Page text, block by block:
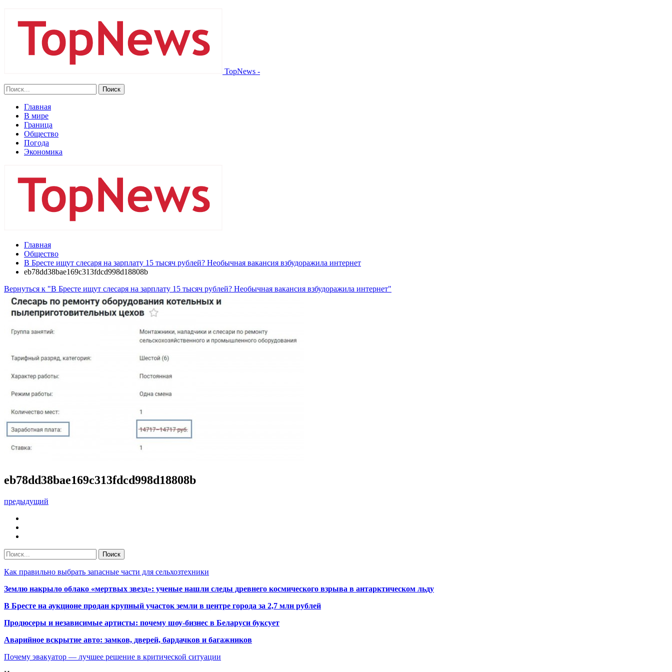
TopNews -
Главная
В мире
Граница
Общество
Погода
Экономика
Главная
Общество
В Бресте ищут слесаря на зарплату 15 тысяч рублей? Необычная вакансия взбудоражила интернет
eb78dd38bae169c313fdcd998d18808b
Вернуться к "В Бресте ищут слесаря на зарплату 15 тысяч рублей? Необычная вакансия взбудоражила интернет"
eb78dd38bae169c313fdcd998d18808b
предыдущий
Как правильно выбрать запасные части для сельхозтехники
Землю накрыло облако «мертвых звезд»: ученые нашли следы древнего космического взрыва в антарктическом льду
В Бресте на аукционе продан крупный участок земли в центре города за 2,7 млн рублей
Продюсеры и независимые артисты: почему шоу-бизнес в Беларуси буксует
Аварийное вскрытие авто: замков, дверей, бардачков и багажников
Почему эвакуатор — лучшее решение в критической ситуации